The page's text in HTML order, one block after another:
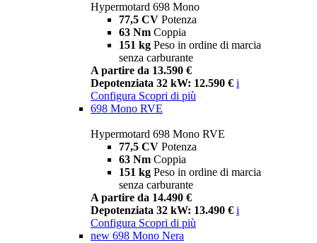
Hypermotard 698 Mono
77,5 CV Potenza
63 Nm Coppia
151 kg Peso in ordine di marcia
senza carburante
A partire da 13.590 €
Depotenziata 32 kW: 12.590 € i
Configura Scopri di più
698 Mono RVE
Hypermotard 698 Mono RVE
77,5 CV Potenza
63 Nm Coppia
151 kg Peso in ordine di marcia
senza carburante
A partire da 14.490 €
Depotenziata 32 kW: 13.490 € i
Configura Scopri di più
new 698 Mono Nera